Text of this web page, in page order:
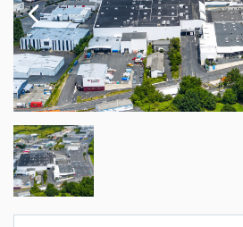
Notre Agence
Contact